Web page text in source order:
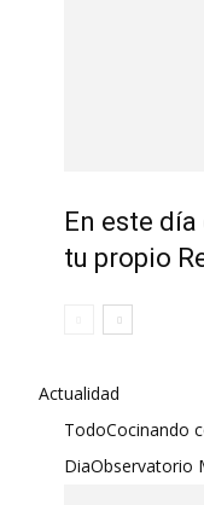
En este
tu propio
Actualidad
TodoCocinando
DiaObservatorio